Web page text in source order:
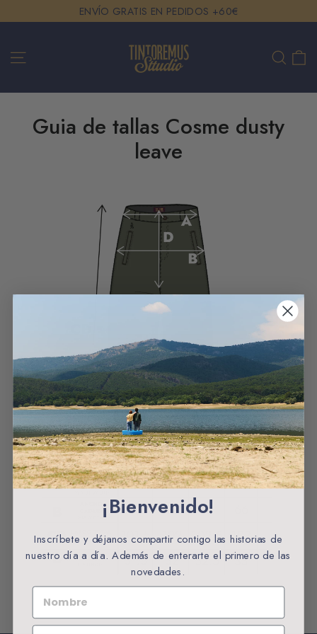
to
ENVÍO GRATIS EN PEDIDOS +60€
Search
Guia de tallas Cosme dusty
leave
¡Bienvenido!
Inscríbete y déjanos compartir contigo las historias de
nuestro día a día. Además de enterarte el primero de las
novedades.
NOMBRE